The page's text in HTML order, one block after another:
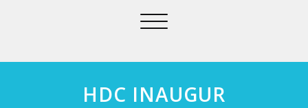
Afficher/masquer
HDC INAUGUR